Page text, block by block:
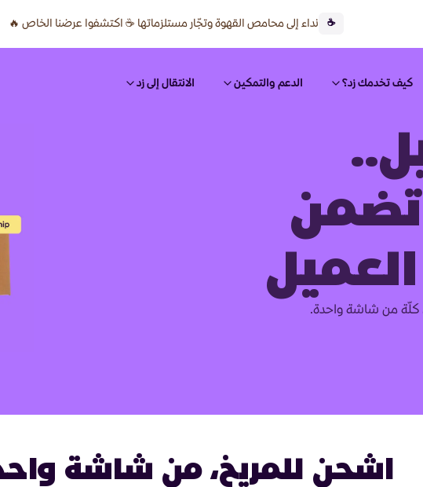
☕ نداء إلى محامص القهوة وتجّار مستلزماتها ☕ اكتشفوا عرضنا الخاص 🔥
كيف تخدمك زد؟ الدعم والتمكين الانتقال إلى زد
كلّة من شاشة واحدة.
اشحن للمريخ، من شاشة